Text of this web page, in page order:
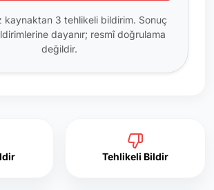
kaynaktan 3 tehlikeli bildirim. Sonuç
dayanır; resmî doğrulama
değildir.
Tehlikeli Bildir